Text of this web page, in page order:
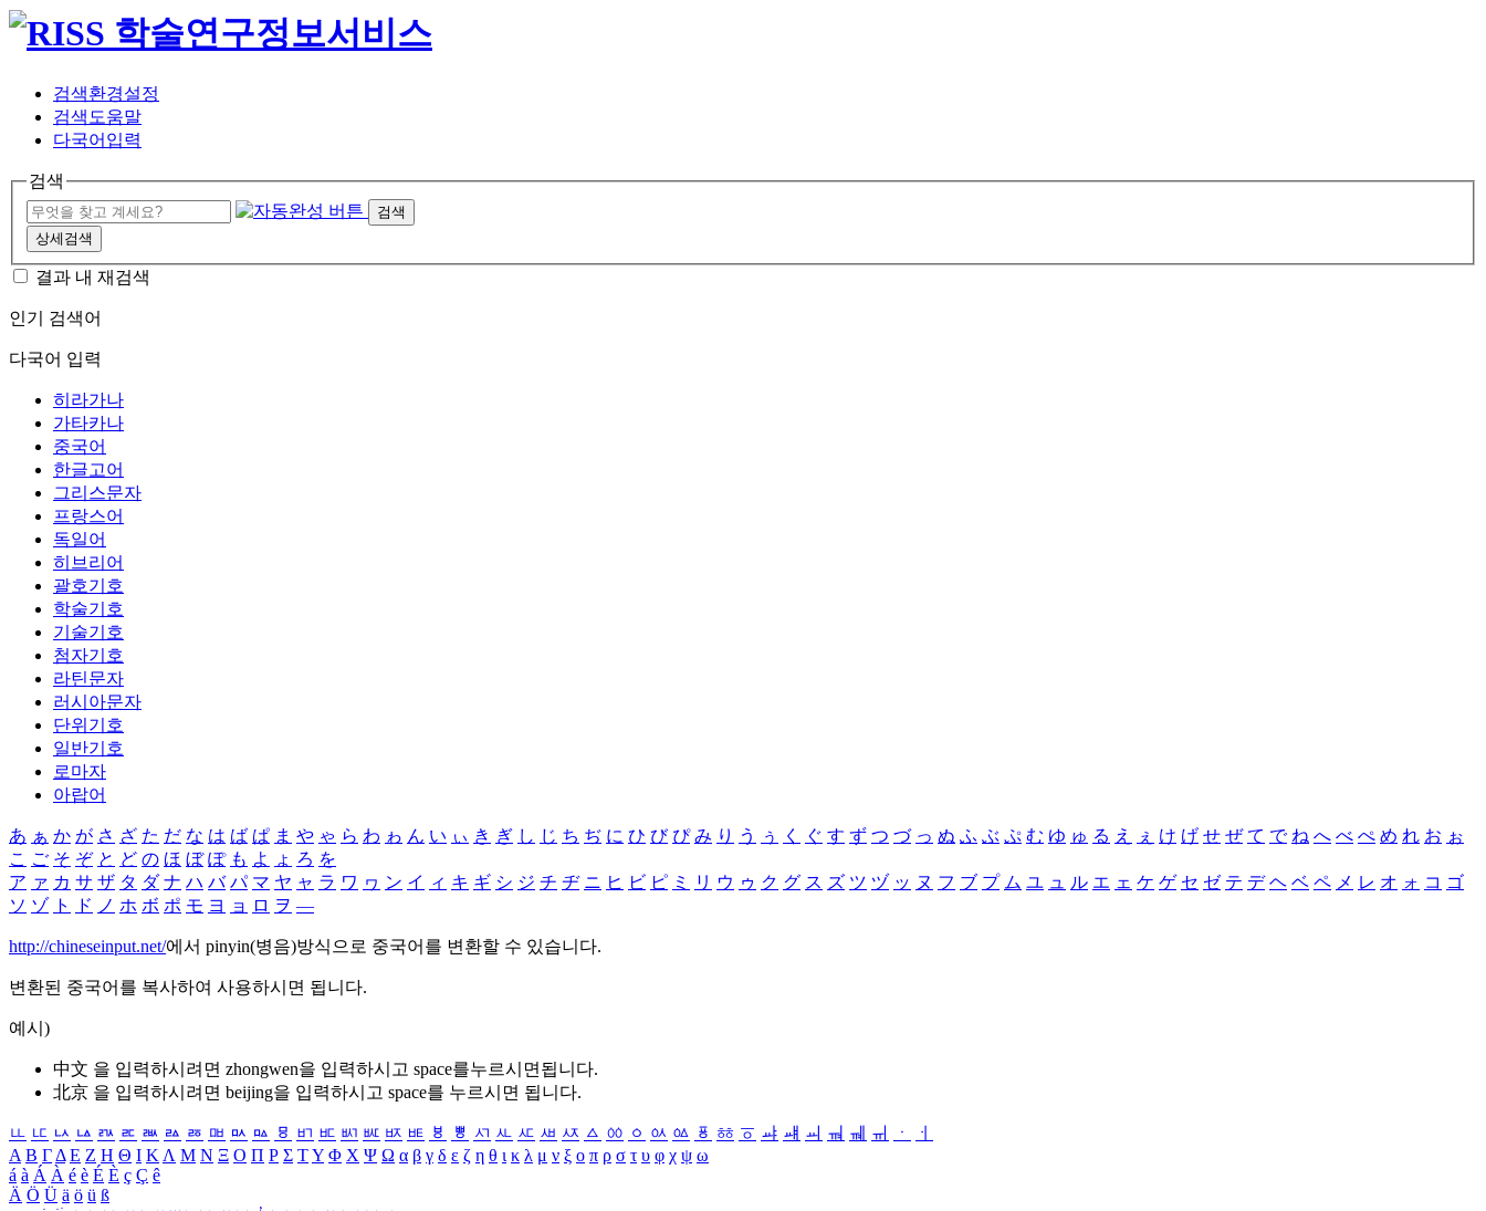
검색환경설정
검색도움말
다국어입력
검색
검색
상세검색
결과 내 재검색
인기 검색어
다국어 입력
히라가나
가타카나
중국어
한글고어
그리스문자
프랑스어
독일어
히브리어
괄호기호
학술기호
기술기호
첨자기호
라틴문자
러시아문자
단위기호
일반기호
로마자
아랍어
あ ぁ か が さ ざ た だ な は ば ぱ ま や ゃ ら わ ゎ ん い ぃ き ぎ し じ ち ぢ に ひ び ぴ み り う ぅ く ぐ す ず つ づ っ ぬ ふ ぶ ぷ む ゆ ゅ る え ぇ け げ せ ぜ て で ね へ べ ぺ め れ お ぉ
こ ご そ ぞ と ど の ほ ぼ ぽ も よ ょ ろ を
ア ァ カ サ ザ タ ダ ナ ハ バ パ マ ヤ ャ ラ ワ ヮ ン イ ィ キ ギ シ ジ チ ヂ ニ ヒ ビ ピ ミ リ ウ ゥ ク グ ス ズ ツ ヅ ッ ヌ フ ブ プ ム ユ ュ ル エ ェ ケ ゲ セ ゼ テ デ ヘ ベ ペ メ レ オ ォ コ ゴ
ソ ゾ ト ド ノ ホ ボ ポ モ ヨ ョ ロ ヲ ―
http://chineseinput.net/에서 pinyin(병음)방식으로 중국어를 변환할 수 있습니다.
변환된 중국어를 복사하여 사용하시면 됩니다.
예시)
中文 을 입력하시려면 zhongwen을 입력하시고 space를누르시면됩니다.
北京 을 입력하시려면 beijing을 입력하시고 space를 누르시면 됩니다.
ㅥ ㅦ ㅧ ㅨ ㅩ ㅪ ㅫ ㅬ ㅭ ㅮ ㅯ ㅰ ㅱ ㅲ ㅳ ㅴ ㅵ ㅶ ㅷ ㅸ ㅹ ㅺ ㅻ ㅼ ㅽ ㅾ ㅿ ㆀ ㆁ ㆂ ㆃ ㆄ ㆅ ㆆ ㆇ ㆈ ㆉ ㆊ ㆋ ㆌ ㆍ
ㆎ
Α Β ΓΔ Ε Ζ Η Θ Ι ΚΛ Μ Ν Ξ Ο Π Ρ Σ ΤΥ Φ Χ Ψ Ω α β γ δ ε ζ η θ ι κ λ μ ν ξ ο π ρ σ τ υ φ χ ψ ω
á à Á À é è É È ç Ç ê
Ä Ö Ü ä ö ü ß